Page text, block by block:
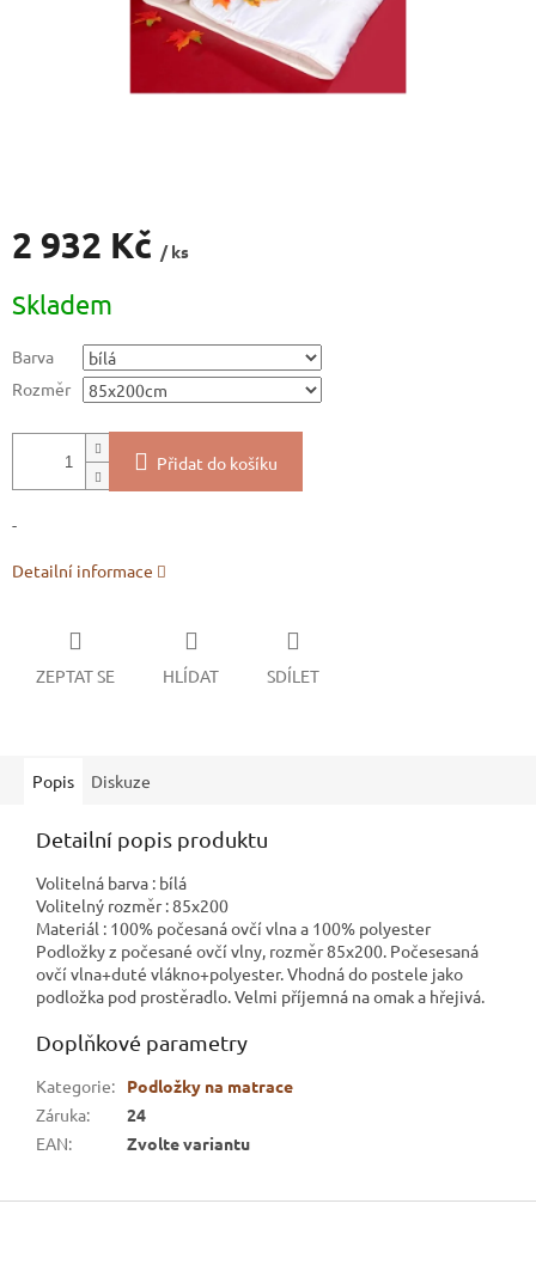
2 932 Kč / ks
cena:
Skladem
Barva
Rozměr
Přidat do košíku
-
Detailní informace
ZEPTAT SE HLÍDAT SDÍLET
Popis Diskuze
Detailní popis produktu
Volitelná barva : bílá
Volitelný rozměr : 85x200
Materiál : 100% počesaná ovčí vlna a 100% polyester
Podložky z počesané ovčí vlny, rozměr 85x200. Počesesaná
ovčí vlna+duté vlákno+polyester. Vhodná do postele jako
podložka pod prostěradlo. Velmi příjemná na omak a hřejivá.
Doplňkové parametry
Kategorie:
Podložky na matrace
Záruka:
24
EAN: Zvolte variantu
Z